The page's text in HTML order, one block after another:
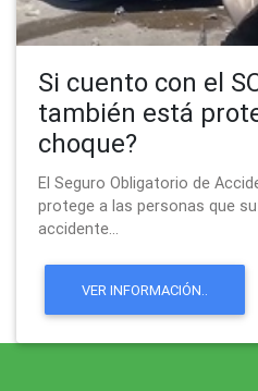
Si cuento con el
también está
choque?
El Seguro Obligatorio de
protege a las personas que
accidente...
VER INFORMACIÓN..